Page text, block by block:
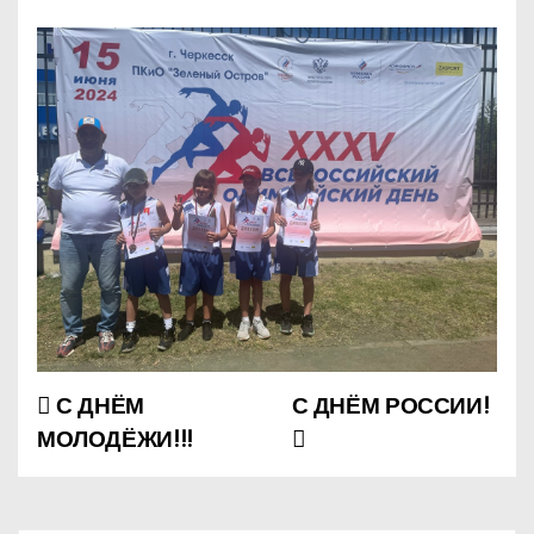
Н
С ДНЁМ РОССИИ!
С ДНЁМ
МОЛОДЁЖИ!!!